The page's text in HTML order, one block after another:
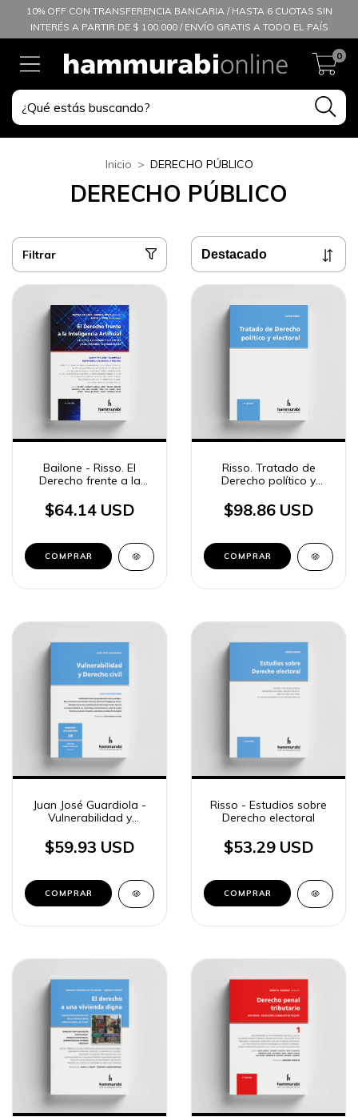
10% OFF CON TRANSFERENCIA BANCARIA / HASTA 6 CUOTAS SIN
INTERÉS A PARTIR DE $ 100.000 / ENVÍO GRATIS A TODO EL PAÍS
0
Inicio > DERECHO PÚBLICO
DERECHO PÚBLICO
Filtrar
Bailone - Risso. El
Derecho frente a la
$64.14 USD
COMPRAR
Risso. Tratado de
Derecho político y
$98.86 USD
COMPRAR
Juan José Guardiola -
Vulnerabilidad y
$59.93 USD
COMPRAR
Risso - Estudios sobre
Derecho electoral
$53.29 USD
COMPRAR